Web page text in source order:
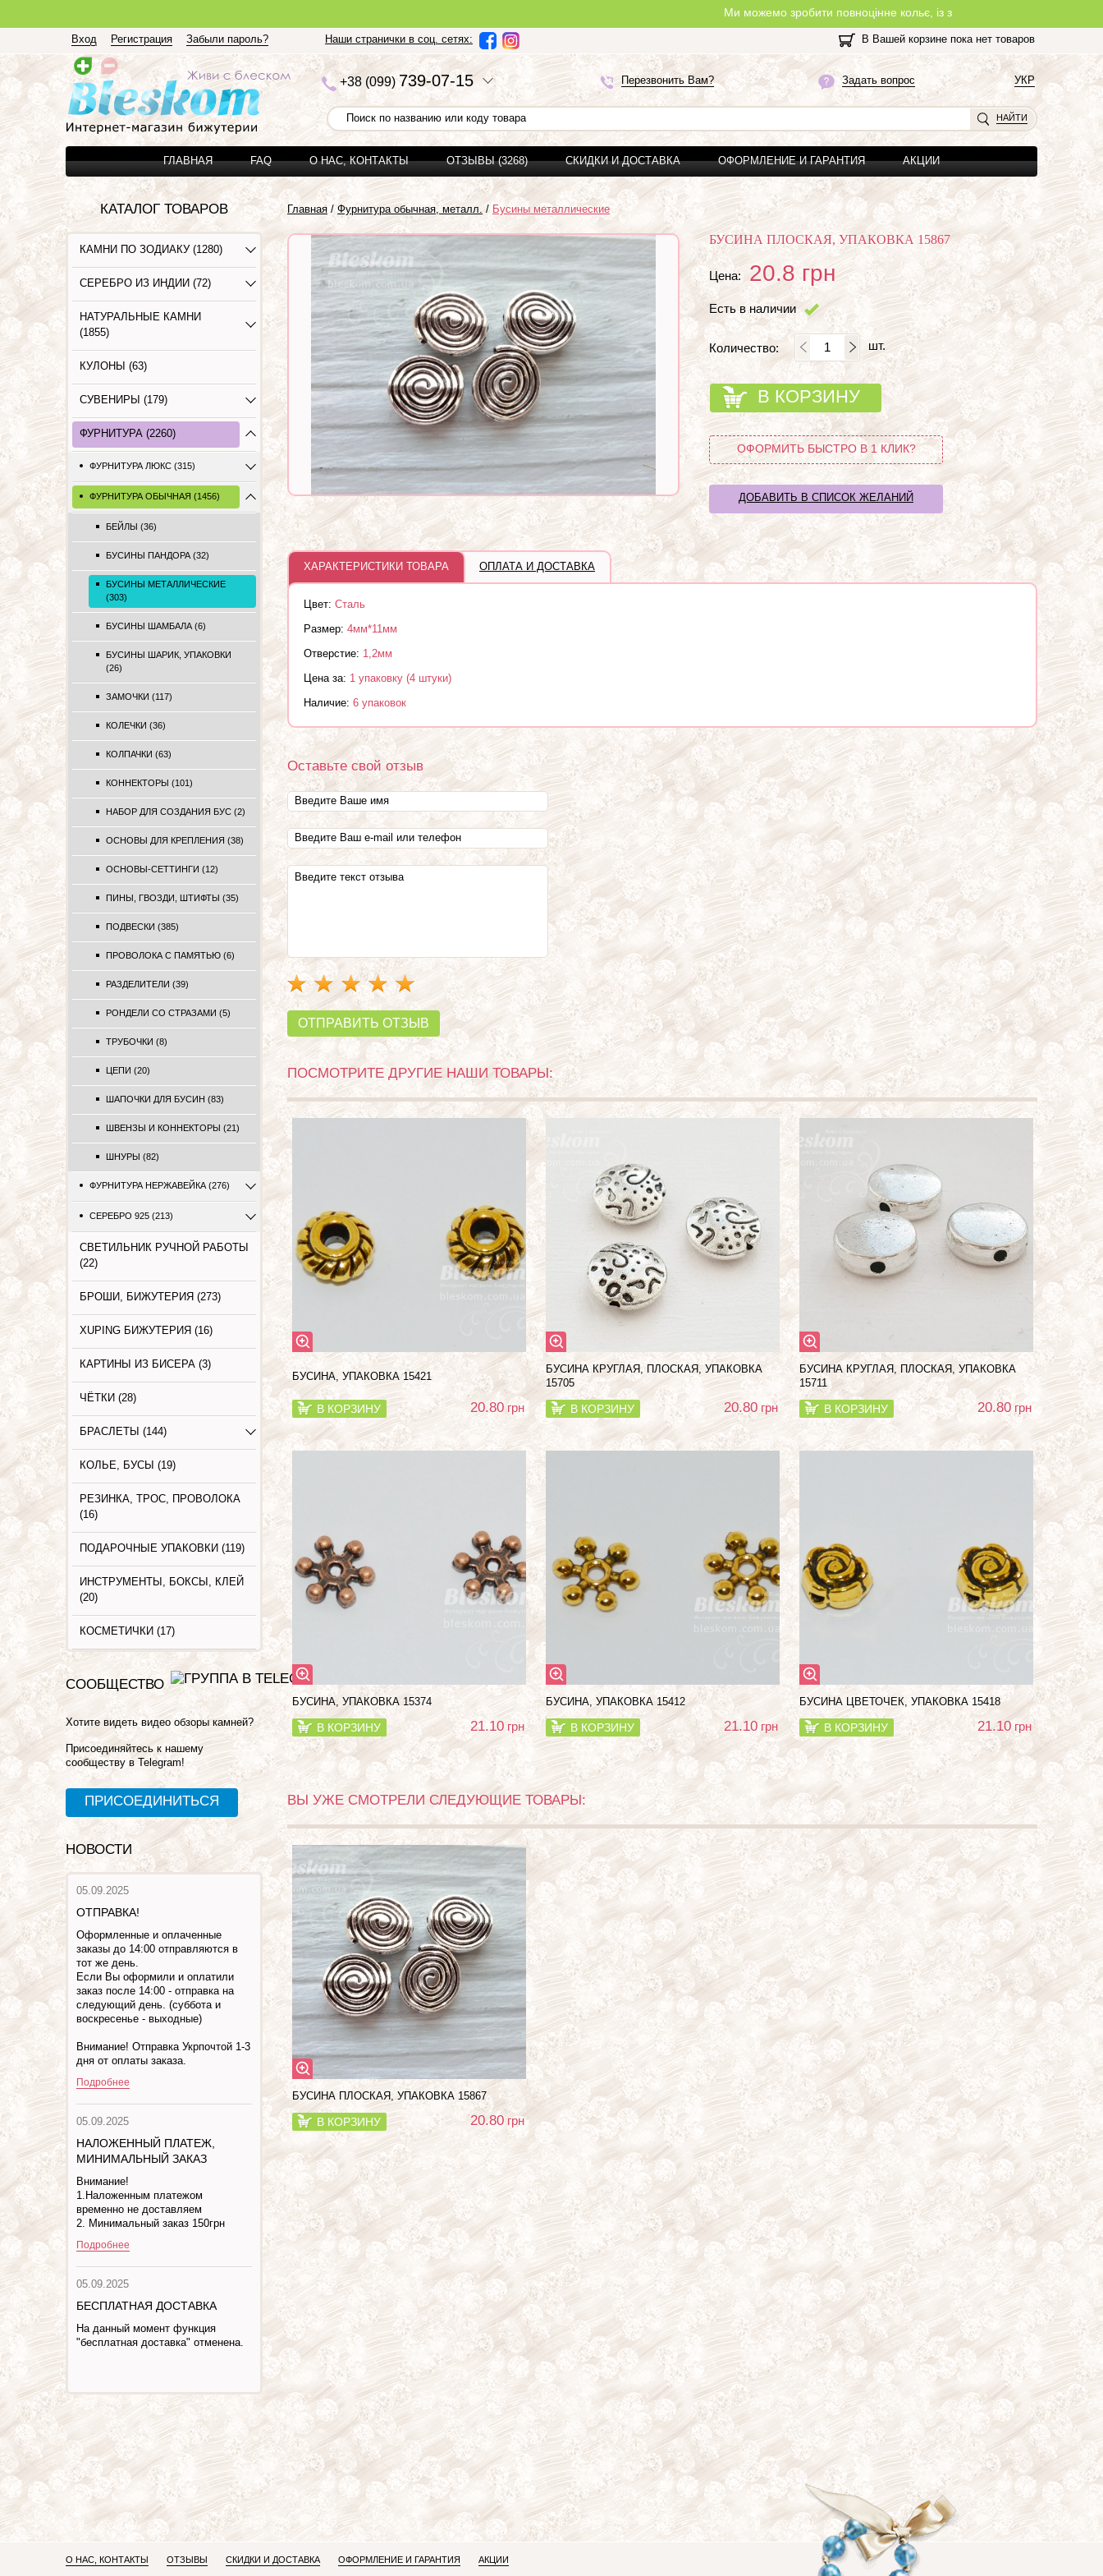
Ми можемо зробити повноцінне кольє, із замочком, з будь-якої нитки, яку Ви
Вход Регистрация Забыли пароль? Наши странички в соц. сетях: В Вашей корзине пока нет товаров
+38 (099)739-07-15 Задать вопрос
Перезвонить Вам? УКР
НАЙТИ
ГЛАВНАЯ FAQ О НАС, КОНТАКТЫ ОТЗЫВЫ (3268) СКИДКИ И ДОСТАВКА ОФОРМЛЕНИЕ И ГАРАНТИЯ АКЦИИ
КАТАЛОГ ТОВАРОВ
КАМНИ ПО ЗОДИАКУ (1280)
СЕРЕБРО ИЗ ИНДИИ (72)
НАТУРАЛЬНЫЕ КАМНИ
(1855)
КУЛОНЫ (63)
СУВЕНИРЫ (179)
ФУРНИТУРА (2260)
ФУРНИТУРА ЛЮКС (315)
ФУРНИТУРА ОБЫЧНАЯ (1456)
БЕЙЛЫ (36)
БУСИНЫ ПАНДОРА (32)
БУСИНЫ МЕТАЛЛИЧЕСКИЕ
(303)
БУСИНЫ ШАМБАЛА (6)
БУСИНЫ ШАРИК, УПАКОВКИ
(26)
ЗАМОЧКИ (117)
КОЛЕЧКИ (36)
КОЛПАЧКИ (63)
КОННЕКТОРЫ (101)
НАБОР ДЛЯ СОЗДАНИЯ БУС (2)
ОСНОВЫ ДЛЯ КРЕПЛЕНИЯ (38)
ОСНОВЫ-СЕТТИНГИ (12)
ПИНЫ, ГВОЗДИ, ШТИФТЫ (35)
ПОДВЕСКИ (385)
ПРОВОЛОКА С ПАМЯТЬЮ (6)
РАЗДЕЛИТЕЛИ (39)
РОНДЕЛИ СО СТРАЗАМИ (5)
ТРУБОЧКИ (8)
ЦЕПИ (20)
ШАПОЧКИ ДЛЯ БУСИН (83)
ШВЕНЗЫ И КОННЕКТОРЫ (21)
ШНУРЫ (82)
ФУРНИТУРА НЕРЖАВЕЙКА (276)
СЕРЕБРО 925 (213)
СВЕТИЛЬНИК РУЧНОЙ РАБОТЫ
(22)
БРОШИ, БИЖУТЕРИЯ (273)
XUPING БИЖУТЕРИЯ (16)
КАРТИНЫ ИЗ БИСЕРА (3)
ЧЁТКИ (28)
БРАСЛЕТЫ (144)
КОЛЬЕ, БУСЫ (19)
РЕЗИНКА, ТРОС, ПРОВОЛОКА
(16)
ПОДАРОЧНЫЕ УПАКОВКИ (119)
ИНСТРУМЕНТЫ, БОКСЫ, КЛЕЙ
(20)
КОСМЕТИЧКИ (17)
СООБЩЕСТВО
Хотите видеть видео обзоры камней?
Присоединяйтесь к нашему
сообществу в Telegram!
ПРИСОЕДИНИТЬСЯ
НОВОСТИ
05.09.2025
ОТПРАВКА!
Оформленные и оплаченные
заказы до 14:00 отправляются в
тот же день.
Если Вы оформили и оплатили
заказ после 14:00 - отправка на
следующий день. (суббота и
воскресенье - выходные)
Внимание! Отправка Укрпочтой 1-3
дня от оплаты заказа.
Подробнее
05.09.2025
НАЛОЖЕННЫЙ ПЛАТЕЖ,
МИНИМАЛЬНЫЙ ЗАКАЗ
Внимание!
1.Наложенным платежом
временно не доставляем
2. Минимальный заказ 150грн
Подробнее
05.09.2025
БЕСПЛАТНАЯ ДОСТАВКА
На данный момент функция
"бесплатная доставка" отменена.
Главная / Фурнитура обычная, металл. / Бусины металлические
БУСИНА ПЛОСКАЯ, УПАКОВКА 15867
Цена: 20.8грн
Есть в наличии
Количество: шт.
В КОРЗИНУ
ОФОРМИТЬ БЫСТРО В 1 КЛИК?
ДОБАВИТЬ В СПИСОК ЖЕЛАНИЙ
ХАРАКТЕРИСТИКИ ТОВАРА ОПЛАТА И ДОСТАВКА
Цвет: Сталь
Размер: 4мм*11мм
Отверстие: 1,2мм
Цена за: 1 упаковку (4 штуки)
Наличие: 6 упаковок
Оставьте свой отзыв
ОТПРАВИТЬ ОТЗЫВ
ПОСМОТРИТЕ ДРУГИЕ НАШИ ТОВАРЫ:
БУСИНА, УПАКОВКА 15421
В КОРЗИНУ 20.80 грн
БУСИНА КРУГЛАЯ, ПЛОСКАЯ, УПАКОВКА
15705
В КОРЗИНУ 20.80 грн
БУСИНА КРУГЛАЯ, ПЛОСКАЯ, УПАКОВКА
15711
В КОРЗИНУ 20.80грн
БУСИНА, УПАКОВКА 15374
В КОРЗИНУ 21.10 грн
БУСИНА, УПАКОВКА 15412
В КОРЗИНУ 21.10 грн
БУСИНА ЦВЕТОЧЕК, УПАКОВКА 15418
В КОРЗИНУ 21.10 грн
ВЫ УЖЕ СМОТРЕЛИ СЛЕДУЮЩИЕ ТОВАРЫ:
БУСИНА ПЛОСКАЯ, УПАКОВКА 15867
В КОРЗИНУ 20.80 грн
О НАС, КОНТАКТЫ ОТЗЫВЫ СКИДКИ И ДОСТАВКА ОФОРМЛЕНИЕ И ГАРАНТИЯ АКЦИИ